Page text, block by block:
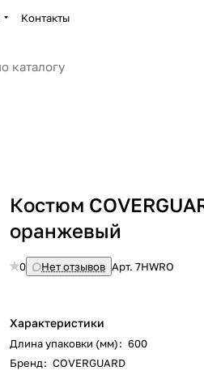
Контакты
Костюм
оранжевый
0 Нет отзывов Арт.7HWRO
Характеристики
Длина упаковки (мм): 600
Бренд: COVERGUARD